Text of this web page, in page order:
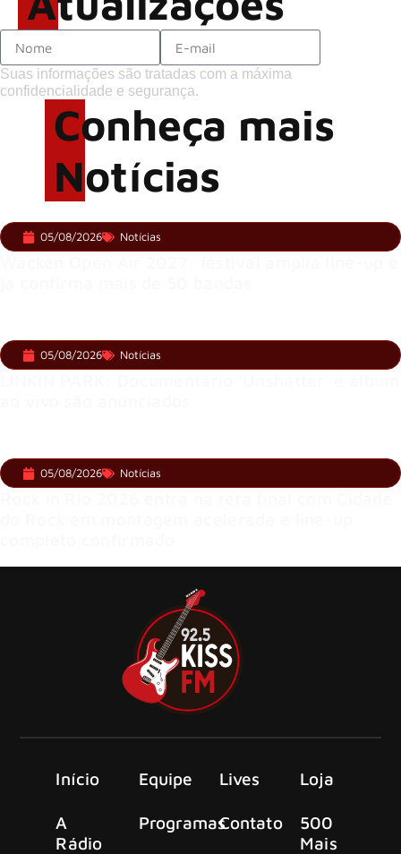
Suas informações são tratadas com a máxima
confidencialidade e segurança.
Conheça mais
Notícias
05/08/2026 Notícias
05/08/2026 Notícias
05/08/2026 Notícias
Início
A
Rádio
Equipe
Programas
Lives
Contato
Loja
500
Mais